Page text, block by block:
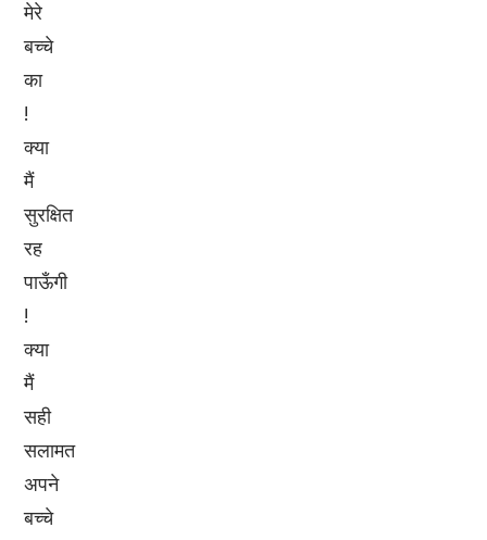
मेरे
बच्चे
का
!
क्या
मैं
सुरक्षित
रह
पाऊँगी
!
क्या
मैं
सही
सलामत
अपने
बच्चे